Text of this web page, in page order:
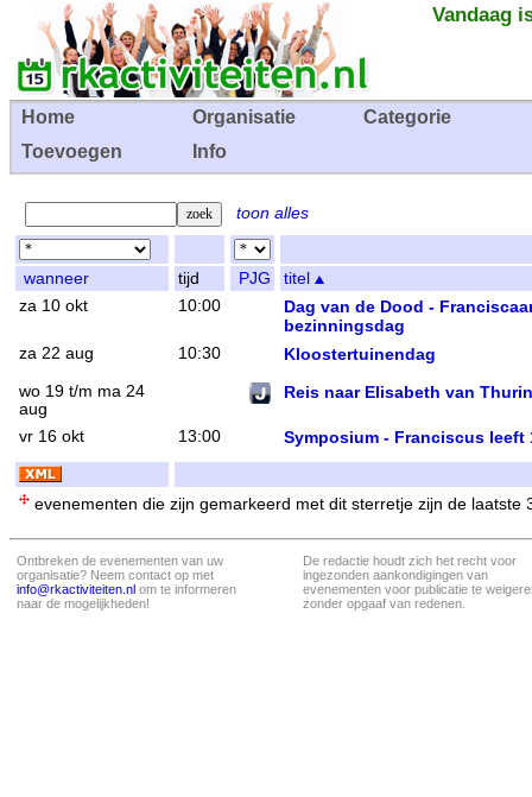
Vandaag
Home Organisatie
Categorie
Toevoegen
Info
toon alles
wanneer tijd PJG
titel
za 10 okt
10:00
Dag van de Dood -
bezinningsdag
za 22 aug 10:30 Kloostertuinendag
wo 19 t/m ma 24
aug
Reis naar Elisabeth van
vr 16 okt 13:00 Symposium - Franciscus leeft
evenementen die zijn gemarkeerd met dit sterretje zijn de laatste
Ontbreken de evenementen van uw
organisatie? Neem contact op met
info@rkactiviteiten.nl om te informeren
naar de mogelijkheden!
De redactie houdt zich het recht voor
ingezonden aankondigingen van
evenementen voor publicatie te
zonder opgaaf van redenen.